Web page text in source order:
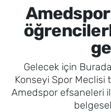
Gelecek için
Konseyi Spor Meclisi
Amedspor efsaneleri